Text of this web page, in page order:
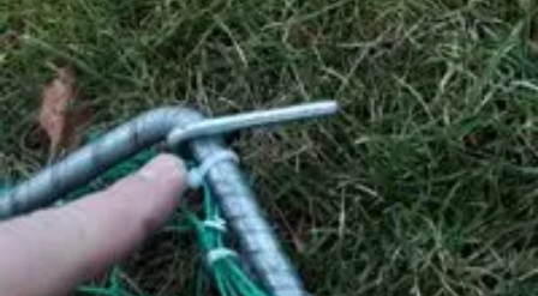
Stress Zéro
Gestion du StressMéthodes de RelaxationTechniques de
PreventionGestion du stress professionnel
Stress Zéro